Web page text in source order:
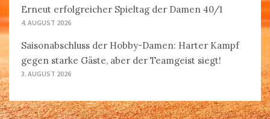
Erneut erfolgreicher Spieltag der Damen 40/1
4. AUGUST 2026
Saisonabschluss der Hobby-Damen: Harter Kampf
gegen starke Gäste, aber der Teamgeist siegt!
3. AUGUST 2026